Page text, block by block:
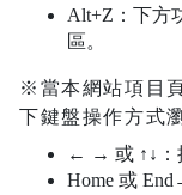
Alt+Z：下方
區。
※當本網站項目
下鍵盤操作方式
← → 或 ↑↓：
Home 或